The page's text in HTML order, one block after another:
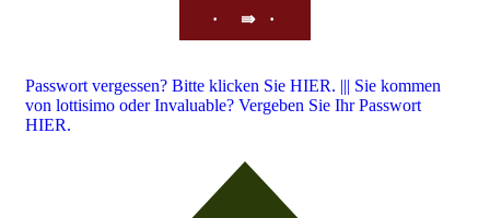
⇛
Passwort vergessen? Bitte klicken Sie HIER. ||| Sie kommen
von lottisimo oder Invaluable? Vergeben Sie Ihr Passwort
HIER.